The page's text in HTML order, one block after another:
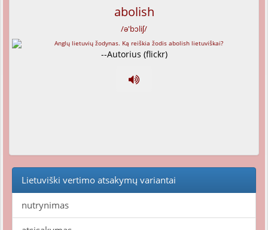
abolish
/ə'bɔliʃ/
--Autorius (flickr)
Lietuviški vertimo atsakymų variantai
nutrynimas